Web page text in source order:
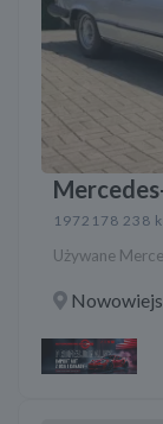
1972 178 238
Używane